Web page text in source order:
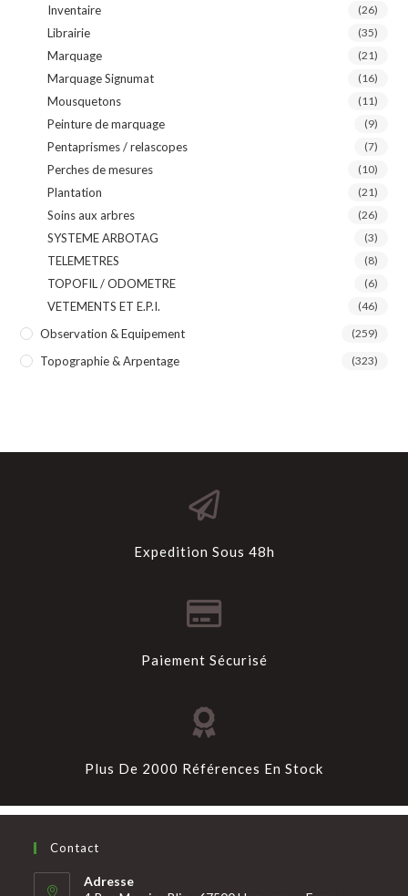
Inventaire (26)
Librairie (35)
Marquage (21)
Marquage Signumat (16)
Mousquetons (11)
Peinture de marquage (9)
Pentaprismes / relascopes (7)
Perches de mesures (10)
Plantation (21)
Soins aux arbres (26)
SYSTEME ARBOTAG (3)
TELEMETRES (8)
TOPOFIL / ODOMETRE (6)
VETEMENTS ET E.P.I. (46)
Observation & Equipement (259)
Topographie & Arpentage (323)
Expedition Sous 48h
Paiement Sécurisé
Plus De 2000 Références En Stock
Contact
Adresse